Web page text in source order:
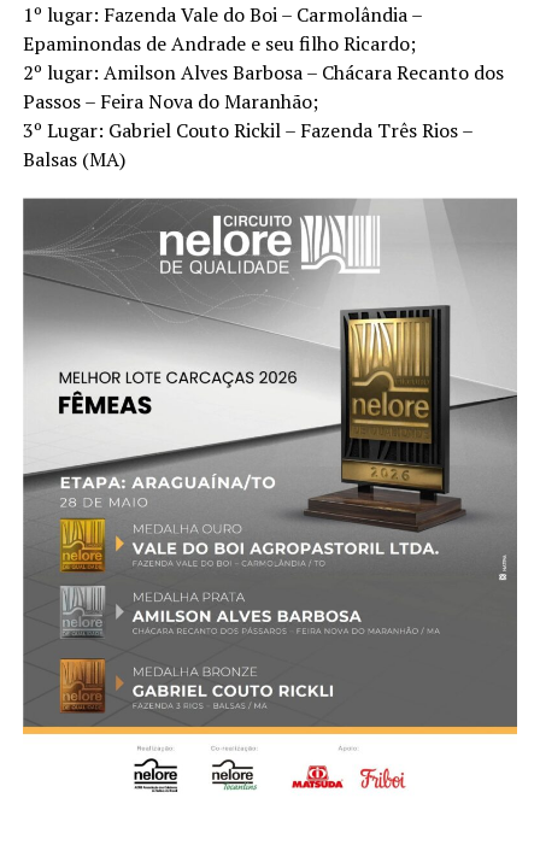
1º lugar: Fazenda Vale do Boi – Carmolândia –
Epaminondas de Andrade e seu filho Ricardo;
2º lugar: Amilson Alves Barbosa – Chácara Recanto dos
Passos – Feira Nova do Maranhão;
3º Lugar: Gabriel Couto Rickil – Fazenda Três Rios –
Balsas (MA)